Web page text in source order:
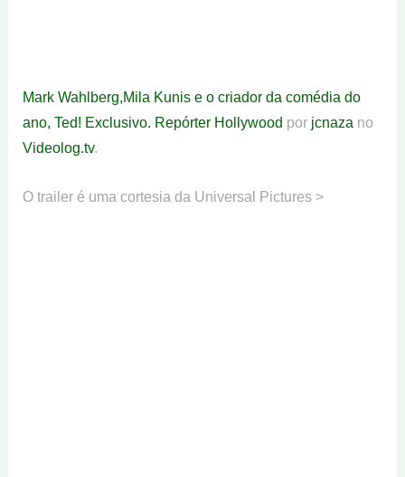
Mark Wahlberg,Mila Kunis e o criador da comédia do
ano, Ted! Exclusivo. Repórter Hollywood por jcnaza no
Videolog.tv.
O trailer é uma cortesia da Universal Pictures >